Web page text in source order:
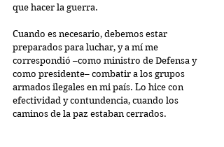
que hacer la guerra.
Cuando es necesario, debemos estar
preparados para luchar, y a mí me
correspondió –como ministro de Defensa y
como presidente– combatir a los grupos
armados ilegales en mi país. Lo hice con
efectividad y contundencia, cuando los
caminos de la paz estaban cerrados.